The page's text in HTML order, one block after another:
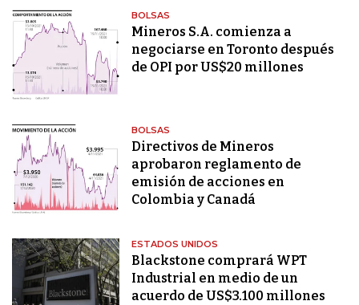
BOLSAS
Mineros S.A. comienza a
negociarse en Toronto después
de OPI por US$20 millones
BOLSAS
Directivos de Mineros
aprobaron reglamento de
emisión de acciones en
Colombia y Canadá
ESTADOS UNIDOS
Blackstone comprará WPT
Industrial en medio de un
acuerdo de US$3.100 millones